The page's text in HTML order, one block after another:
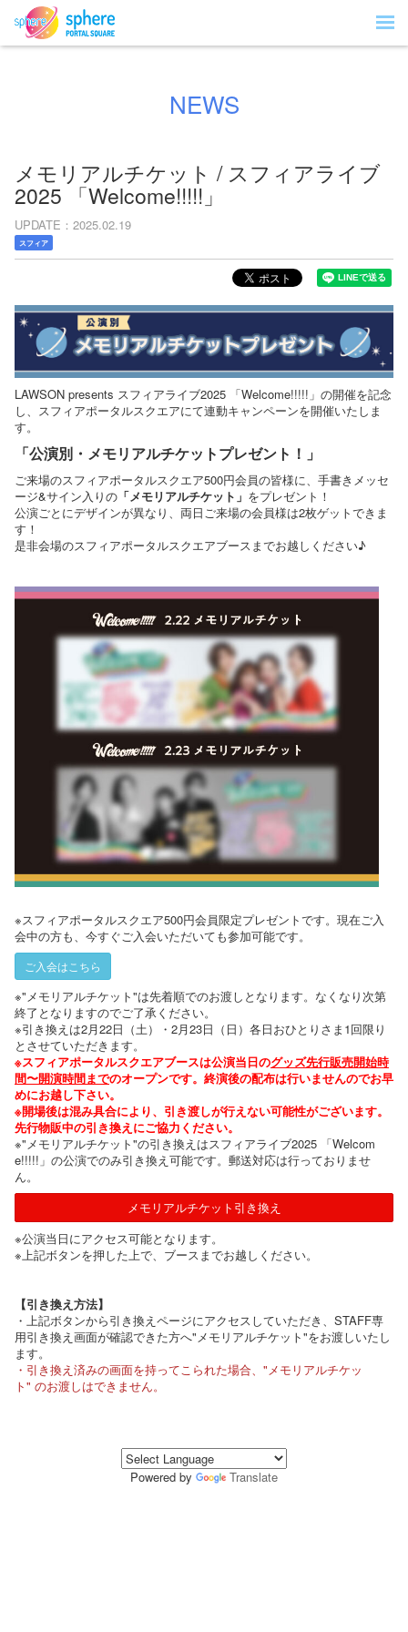
NEWS
メモリアルチケット / スフィアライブ
2025 「Welcome!!!!!」
UPDATE 2025.02.19
スフィア
LAWSON presents スフィアライブ2025 「Welcome!!!!!」の開催を記念
し、スフィアポータルスクエアにて連動キャンペーンを開催いたしま
す。
「公演別・メモリアルチケットプレゼント！」
ご来場のスフィアポータルスクエア500円会員の皆様に、手書きメッセ
ージ&サイン入りの 「メモリアルチケット」 をプレゼント！
公演ごとにデザインが異なり、両日ご来場の会員様は2枚ゲットできま
す！
是非会場のスフィアポータルスクエアブースまでお越しください♪
※スフィアポータルスクエア500円会員限定プレゼントです。現在ご入
会中の方も、今すぐご入会いただいても参加可能です。
ご入会はこちら
※"メモリアルチケット"は先着順でのお渡しとなります。なくなり次第
終了となりますのでご了承ください。
※引き換えは2月22日（土）・2月23日（日）各日おひとりさま1回限り
とさせていただきます。
※スフィアポータルスクエアブースは公演当日のグッズ先行販売開始時
間〜開演時間までのオープンです。終演後の配布は行いませんのでお早
めにお越し下さい。
​※開場後は混み具合により、引き渡しが行えない可能性がございます。
先行物販中の引き換えにご協力ください。
※"メモリアルチケット"の引き換えはスフィアライブ2025 「Welcom
e!!!!!」の公演でのみ引き換え可能です。郵送対応は行っておりませ
ん。
メモリアルチケット引き換え
※公演当日にアクセス可能となります。
※上記ボタンを押した上で、ブースまでお越しください。
【引き換え方法】
・上記ボタンから引き換えページにアクセスしていただき、STAFF専
用引き換え画面が確認できた方へ"メモリアルチケット"をお渡しいたし
ます。
・引き換え済みの画面を持ってこられた場合、"メモリアルチケッ
ト" のお渡しはできません。
Powered by Translate